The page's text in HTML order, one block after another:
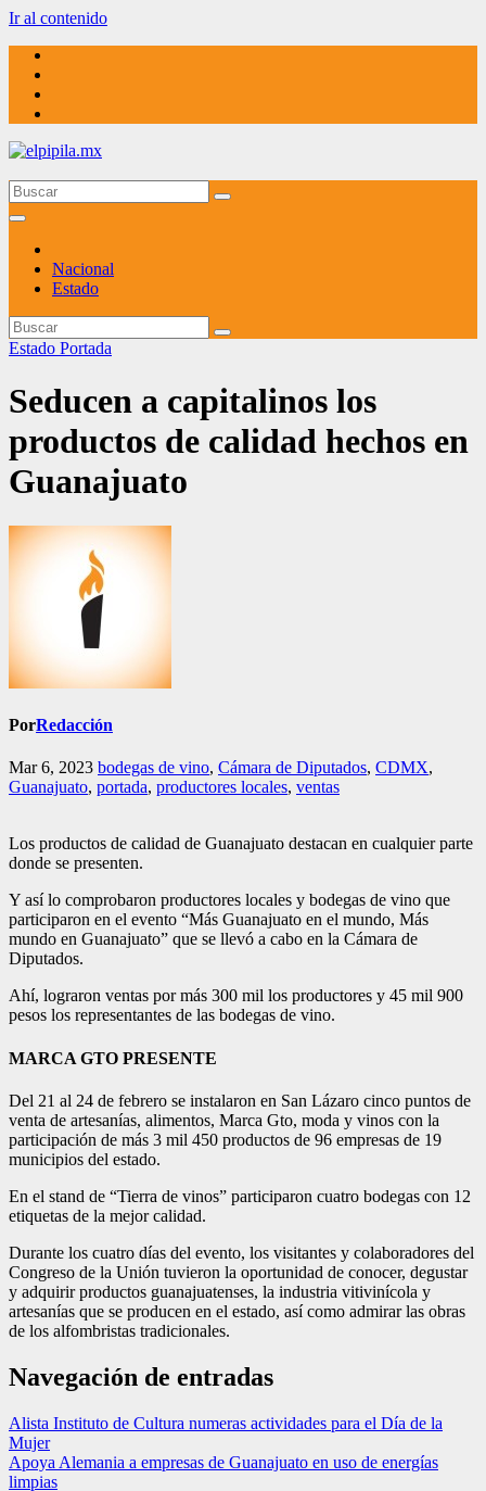
Ir al contenido
elpipila.mx
El pipila mx
Nacional
Estado
Estado Portada
Seducen a capitalinos los
productos de calidad hechos en
Guanajuato
PorRedacción
Mar 6, 2023 bodegas de vino, Cámara de Diputados, CDMX,
Guanajuato, portada, productores locales, ventas
Los productos de calidad de Guanajuato destacan en cualquier parte
donde se presenten.
Y así lo comprobaron productores locales y bodegas de vino que
participaron en el evento “Más Guanajuato en el mundo, Más
mundo en Guanajuato” que se llevó a cabo en la Cámara de
Diputados.
Ahí, lograron ventas por más 300 mil los productores y 45 mil 900
pesos los representantes de las bodegas de vino.
MARCA GTO PRESENTE
Del 21 al 24 de febrero se instalaron en San Lázaro cinco puntos de
venta de artesanías, alimentos, Marca Gto, moda y vinos con la
participación de más 3 mil 450 productos de 96 empresas de 19
municipios del estado.
En el stand de “Tierra de vinos” participaron cuatro bodegas con 12
etiquetas de la mejor calidad.
Durante los cuatro días del evento, los visitantes y colaboradores del
Congreso de la Unión tuvieron la oportunidad de conocer, degustar
y adquirir productos guanajuatenses, la industria vitivinícola y
artesanías que se producen en el estado, así como admirar las obras
de los alfombristas tradicionales.
Navegación de entradas
Alista Instituto de Cultura numeras actividades para el Día de la
Mujer
Apoya Alemania a empresas de Guanajuato en uso de energías
limpias